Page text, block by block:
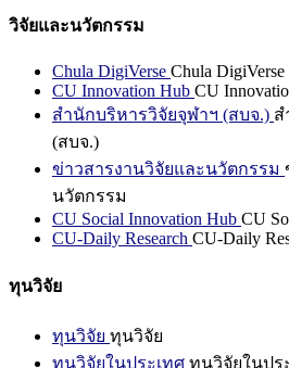
วิจัยและนวัตกรรม
Chula DigiVerse Chula DigiVerse
CU Innovation Hub CU
สำนักบริหารวิจัยจุฬาฯ (สบจ.) ส
(สบจ.)
ข่าวสารงานวิจัยและนวัตกรรม
นวัตกรรม
CU Social Innovation Hub CU
CU-Daily Research CU-Daily
ทุนวิจัย
ทุนวิจัย ทุนวิจัย
ทุนวิจัยในประเทศ ทุนวิจัยในปร